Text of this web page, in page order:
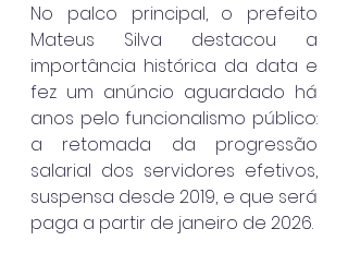
No palco principal, o prefeito
Mateus Silva destacou a
importância histórica da data e
fez um anúncio aguardado há
anos pelo funcionalismo público:
a retomada da progressão
salarial dos servidores efetivos,
suspensa desde 2019, e que será
paga a partir de janeiro de 2026.